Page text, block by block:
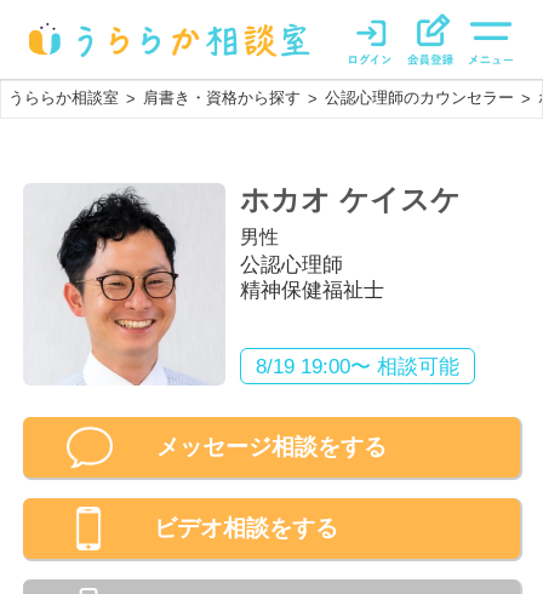
うららか相談室 > 肩書き・資格から探す > 公認心理師のカウンセラー >
ホカオ ケイスケ
男性
公認心理師
精神保健福祉士
8/19 19:00〜 相談可能
メッセージ相談をする
ビデオ相談をする